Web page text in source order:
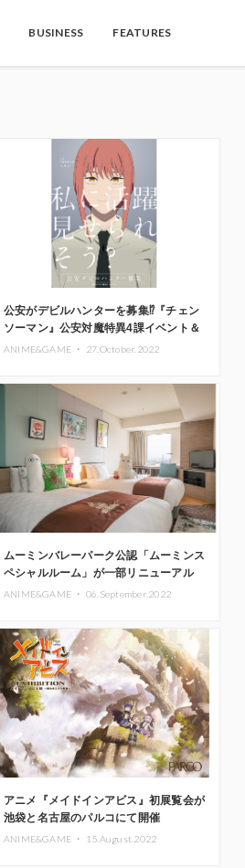
BUSINESS FEATURES
公安がデビルハンターを募集⁉︎『チェン
ソーマン』公安対魔特異4課イベント＆
ポップアップショップ開催
ANIME&GAME ・ 27.October.2022
ムーミンバレーパーク公認「ムーミンス
ペシャルルーム」が一部リニューアル
ANIME&GAME ・ 06.September.2022
アニメ『メイドインアビス』初展覧会が
池袋と名古屋のパルコにて開催
ANIME&GAME ・ 15.August.2022